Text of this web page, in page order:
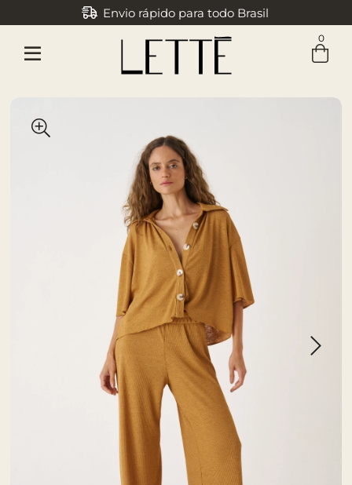
Envio rápido para todo Brasil
Parcele em até 3x sem juros
0